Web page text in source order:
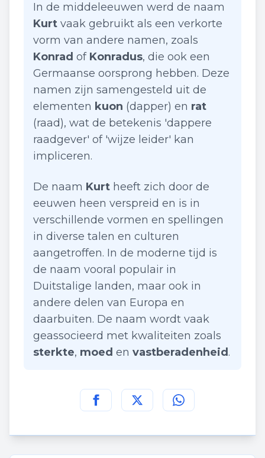
In de middeleeuwen werd de naam
Kurt vaak gebruikt als een verkorte
vorm van andere namen, zoals
Konrad of Konradus, die ook een
Germaanse oorsprong hebben. Deze
namen zijn samengesteld uit de
elementen kuon (dapper) en rat
(raad), wat de betekenis 'dappere
raadgever' of 'wijze leider' kan
impliceren.
De naam Kurt heeft zich door de
eeuwen heen verspreid en is in
verschillende vormen en spellingen
in diverse talen en culturen
aangetroffen. In de moderne tijd is
de naam vooral populair in
Duitstalige landen, maar ook in
andere delen van Europa en
daarbuiten. De naam wordt vaak
geassocieerd met kwaliteiten zoals
sterkte, moed en vastberadenheid .
Deel deze pagina op
Deel deze pagina op
Deel deze pagina